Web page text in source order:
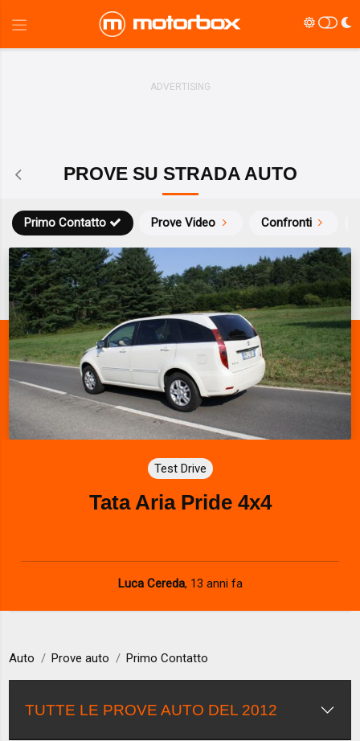
PROVE SU STRADA AUTO
Prove Video Confronti
Primo Contatto
Test Drive
Tata Aria Pride 4x4
Luca Cereda, 13 anni fa
Auto Prove auto Primo Contatto
TUTTE LE PROVE AUTO DEL 2012